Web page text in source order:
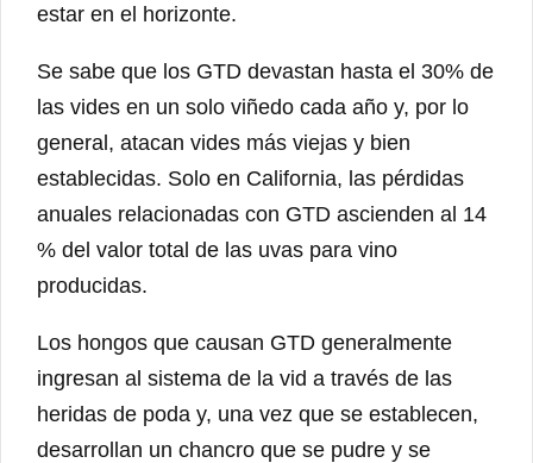
estar en el horizonte.
Se sabe que los GTD devastan hasta el 30% de
las vides en un solo viñedo cada año y, por lo
general, atacan vides más viejas y bien
establecidas. Solo en California, las pérdidas
anuales relacionadas con GTD ascienden al 14
% del valor total de las uvas para vino
producidas.
Los hongos que causan GTD generalmente
ingresan al sistema de la vid a través de las
heridas de poda y, una vez que se establecen,
desarrollan un chancro que se pudre y se